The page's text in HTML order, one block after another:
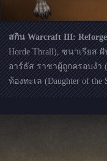
สกิน Warcraft III:
Horde Thrall), ซนาเรียส ฝั
อาร์ธัส ราชาผู้ถูกครอบงำ
ท้องทะเล (Daughter of the